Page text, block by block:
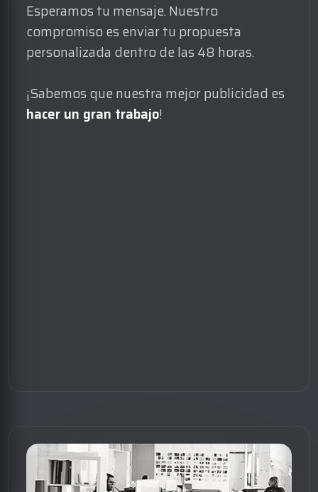
Esperamos tu mensaje. Nuestro
compromiso es enviar tu propuesta
personalizada dentro de las 48 horas.
¡Sabemos que nuestra mejor publicidad es
hacer un gran trabajo!